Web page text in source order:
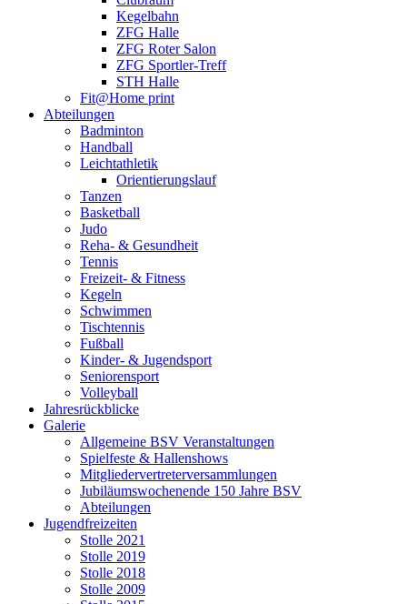
Kegelbahn
ZFG Halle
ZFG Roter Salon
ZFG Sportler-Treff
STH Halle
Fit@Home print
Abteilungen
Badminton
Handball
Leichtathletik
Orientierungslauf
Tanzen
Basketball
Judo
Reha- & Gesundheit
Tennis
Freizeit- & Fitness
Kegeln
Schwimmen
Tischtennis
Fußball
Kinder- & Jugendsport
Seniorensport
Volleyball
Jahresrückblicke
Galerie
Allgemeine BSV Veranstaltungen
Spielfeste & Hallenshows
Mitgliedervertreterversammlungen
Jubiläumswochenende 150 Jahre BSV
Abteilungen
Jugendfreizeiten
Stolle 2021
Stolle 2019
Stolle 2018
Stolle 2009